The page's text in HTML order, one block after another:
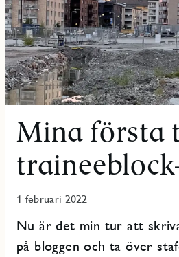
Mina första
1 februari 2022
Nu är det min tur att
på bloggen och ta över